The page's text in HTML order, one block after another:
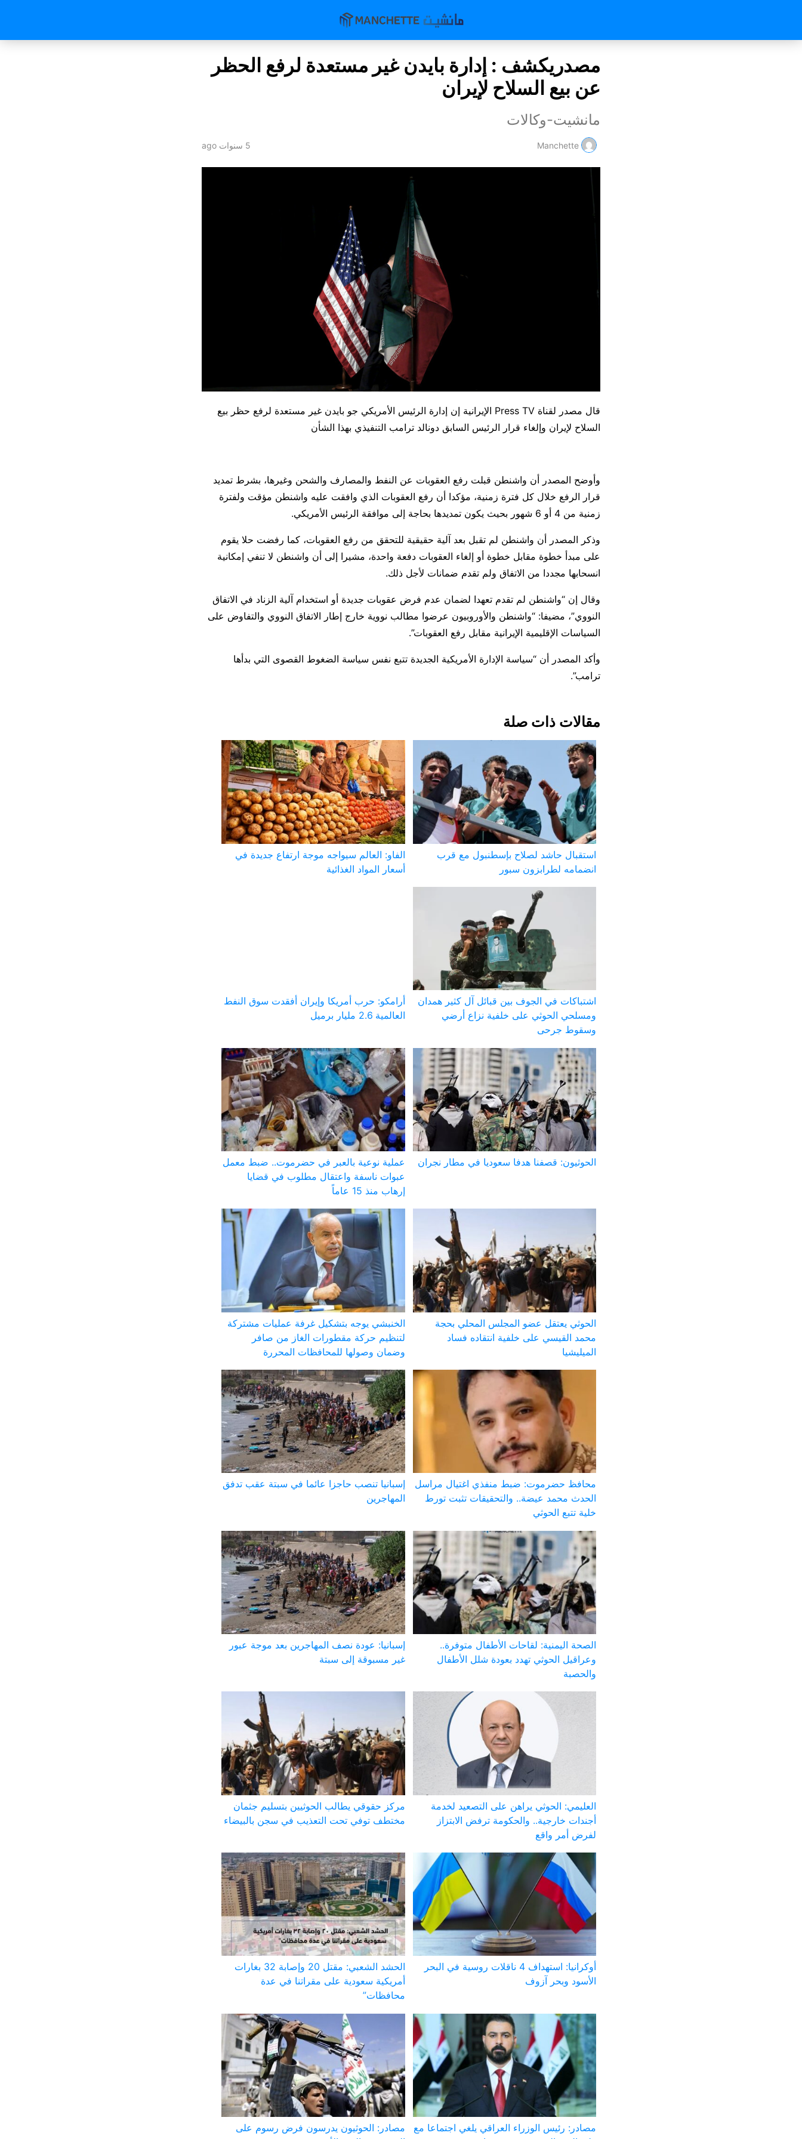
مصدريكشف : إدارة بايدن غير مستعدة لرفع الحظر
عن بيع السلاح لإيران
مانشيت-وكالات
Manchette 5 سنوات ago
قال مصدر لقناة Press TV الإيرانية إن إدارة الرئيس الأمريكي جو بايدن غير مستعدة لرفع حظر بيع
السلاح لإيران وإلغاء قرار الرئيس السابق دونالد ترامب التنفيذي بهذا الشأن
وأوضح المصدر أن واشنطن قبلت رفع العقوبات عن النفط والمصارف والشحن وغيرها، بشرط تمديد
قرار الرفع خلال كل فترة زمنية، مؤكدا أن رفع العقوبات الذي وافقت عليه واشنطن مؤقت ولفترة
زمنية من 4 أو 6 شهور بحيث يكون تمديدها بحاجة إلى موافقة الرئيس الأمريكي.
وذكر المصدر أن واشنطن لم تقبل بعد آلية حقيقية للتحقق من رفع العقوبات، كما رفضت حلا يقوم
على مبدأ خطوة مقابل خطوة أو إلغاء العقوبات دفعة واحدة، مشيرا إلى أن واشنطن لا تنفي إمكانية
انسحابها مجددا من الاتفاق ولم تقدم ضمانات لأجل ذلك.
وقال إن “واشنطن لم تقدم تعهدا لضمان عدم فرض عقوبات جديدة أو استخدام آلية الزناد في الاتفاق
النووي”، مضيفا: “واشنطن والأوروبيون عرضوا مطالب نووية خارج إطار الاتفاق النووي والتفاوض على
السياسات الإقليمية الإيرانية مقابل رفع العقوبات”.
وأكد المصدر أن “سياسة الإدارة الأمريكية الجديدة تتبع نفس سياسة الضغوط القصوى التي بدأها
ترامب”.
مقالات ذات صلة
استقبال حاشد لصلاح بإسطنبول مع قرب
انضمامه لطرابزون سبور
الفاو: العالم سيواجه موجة ارتفاع جديدة في
أسعار المواد الغذائية
اشتباكات في الجوف بين قبائل آل كثير همدان
ومسلحي الحوثي على خلفية نزاع أرضي
وسقوط جرحى
أرامكو: حرب أمريكا وإيران أفقدت سوق النفط
العالمية 2.6 مليار برميل
الحوثيون: قصفنا هدفا سعوديا في مطار نجران
عملية نوعية بالعبر في حضرموت.. ضبط معمل
عبوات ناسفة واعتقال مطلوب في قضايا
إرهاب منذ 15 عاماً
الحوثي يعتقل عضو المجلس المحلي بحجة
محمد القيسي على خلفية انتقاده فساد
الميليشيا
الخنبشي يوجه بتشكيل غرفة عمليات مشتركة
لتنظيم حركة مقطورات الغاز من صافر
وضمان وصولها للمحافظات المحررة
محافظ حضرموت: ضبط منفذي اغتيال مراسل
الحدث محمد عيضة.. والتحقيقات تثبت تورط
خلية تتبع الحوثي
إسبانيا تنصب حاجزا عائما في سبتة عقب تدفق
المهاجرين
الصحة اليمنية: لقاحات الأطفال متوفرة..
وعراقيل الحوثي تهدد بعودة شلل الأطفال
والحصبة
إسبانيا: عودة نصف المهاجرين بعد موجة عبور
غير مسبوقة إلى سبتة
العليمي: الحوثي يراهن على التصعيد لخدمة
أجندات خارجية.. والحكومة ترفض الابتزاز
لفرض أمر واقع
مركز حقوقي يطالب الحوثيين بتسليم جثمان
مختطف توفي تحت التعذيب في سجن بالبيضاء
أوكرانيا: استهداف 4 ناقلات روسية في البحر
الأسود وبحر آزوف
الحشد الشعبي: مقتل 20 وإصابة 32 بغارات
أمريكية سعودية على مقراتنا في عدة
محافظات”
مصادر: رئيس الوزراء العراقي يلغي اجتماعا مع
مصادر: الحوثيون يدرسون فرض رسوم على